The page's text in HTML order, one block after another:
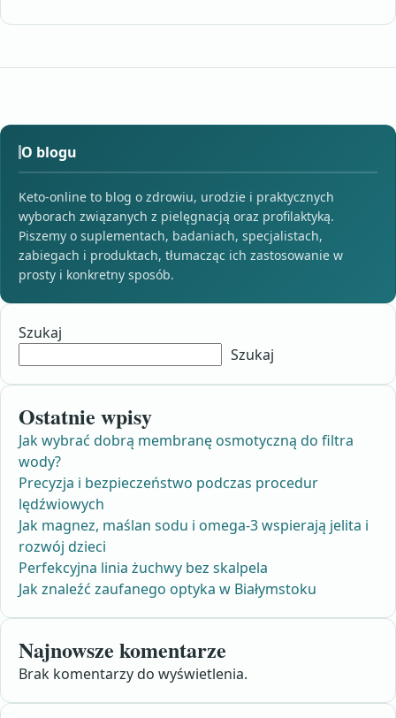
O blogu
Keto-online to blog o zdrowiu, urodzie i praktycznych
wyborach związanych z pielęgnacją oraz profilaktyką.
Piszemy o suplementach, badaniach, specjalistach,
zabiegach i produktach, tłumacząc ich zastosowanie w
prosty i konkretny sposób.
Szukaj
Szukaj
Ostatnie wpisy
Jak wybrać dobrą membranę osmotyczną do filtra
wody?
Precyzja i bezpieczeństwo podczas procedur
lędźwiowych
Jak magnez, maślan sodu i omega-3 wspierają jelita i
rozwój dzieci
Perfekcyjna linia żuchwy bez skalpela
Jak znaleźć zaufanego optyka w Białymstoku
Najnowsze komentarze
Brak komentarzy do wyświetlenia.